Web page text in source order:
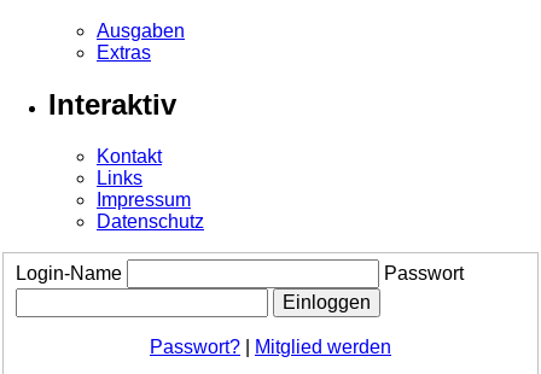
Ausgaben
Extras
Interaktiv
Kontakt
Links
Impressum
Datenschutz
Login-Name Passwort
Passwort? Mitglied werden